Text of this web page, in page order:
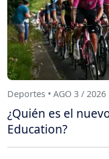
Deportes • AGO 3 / 2026
¿Quién es el
Education?